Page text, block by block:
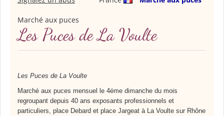
Marché aux puces
Les Puces de La Voulte
Les Puces de La Voulte
Marché aux puces mensuel le 4éme dimanche du mois
regroupant depuis 40 ans exposants professionnels et
particuliers, place Debard et place Jargeat à La Voulte sur Rhône